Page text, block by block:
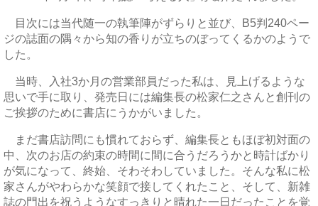
目次には当代随一の執筆陣がずらりと並び、B5判240ペー
ジの誌面の隅々から知の香りが立ちのぼってくるかのようで
した。
当時、入社3か月の営業部員だった私は、見上げるような
思いで手に取り、発売日には編集長の松家仁之さんと創刊の
ご挨拶のために書店にうかがいました。
まだ書店訪問にも慣れておらず、編集長ともほぼ初対面の
中、次のお店の約束の時間に間に合うだろうかと時計ばかり
が気になって、終始、そわそわしていました。そんな私に松
家さんがやわらかな笑顔で接してくれたこと、そして、新雑
誌の門出を祝うようなすっきりと晴れた一日だったことを覚